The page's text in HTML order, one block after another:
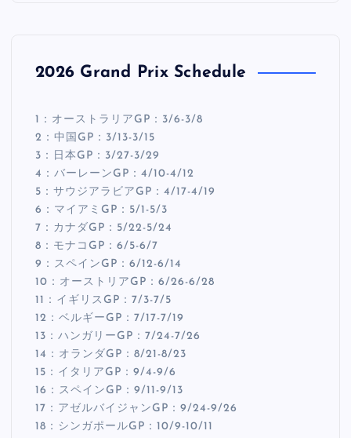
2026 Grand Prix Schedule
1：オーストラリアGP：3/6-3/8
2：中国GP：3/13-3/15
3：日本GP：3/27-3/29
4：バーレーンGP：4/10-4/12
5：サウジアラビアGP：4/17-4/19
6：マイアミGP：5/1-5/3
7：カナダGP：5/22-5/24
8：モナコGP：6/5-6/7
9：スペインGP：6/12-6/14
10：オーストリアGP：6/26-6/28
11：イギリスGP：7/3-7/5
12：ベルギーGP：7/17-7/19
13：ハンガリーGP：7/24-7/26
14：オランダGP：8/21-8/23
15：イタリアGP：9/4-9/6
16：スペインGP：9/11-9/13
17：アゼルバイジャンGP：9/24-9/26
18：シンガポールGP：10/9-10/11